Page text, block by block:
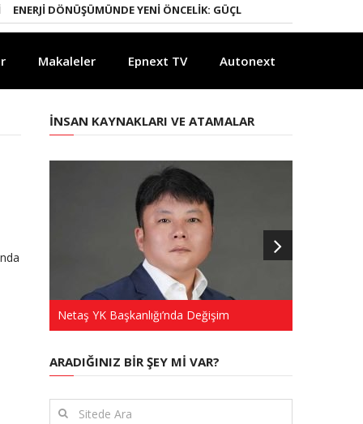
DÖNÜŞÜMÜNDE YENI ÖNCELIK: GÜÇLÜ ELEKTRIK ŞEBEKELERI
Makaleler Epnext TV Autonext
İNSAN KAYNAKLARI VE ATAMALAR
Netaş YK Başkanlığı’nda Değişim
ARADIĞINIZ BIR ŞEY MI VAR?